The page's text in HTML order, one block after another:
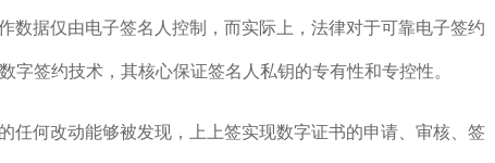
数据仅由电子签名人控制，而实际上，法律对于可靠电子签约
字签约技术，其核心保证签名人私钥的专有性和专控性。
任何改动能够被发现，上上签实现数字证书的申请、审核、签